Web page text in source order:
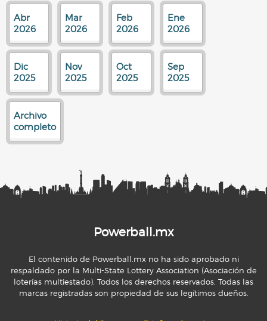
Abr
2026
Mar
2026
Feb
2026
Ene
2026
Dic
2025
Nov
2025
Oct
2025
Sep
2025
Archivo
completo
Powerball.mx
El contenido de Powerball.mx no ha sido aprobado ni
respaldado por la Multi-State Lottery Association (Asociación de
loterías multiestado). Todos los derechos reservados. Todas las
marcas registradas son propiedad de sus legítimos dueños.